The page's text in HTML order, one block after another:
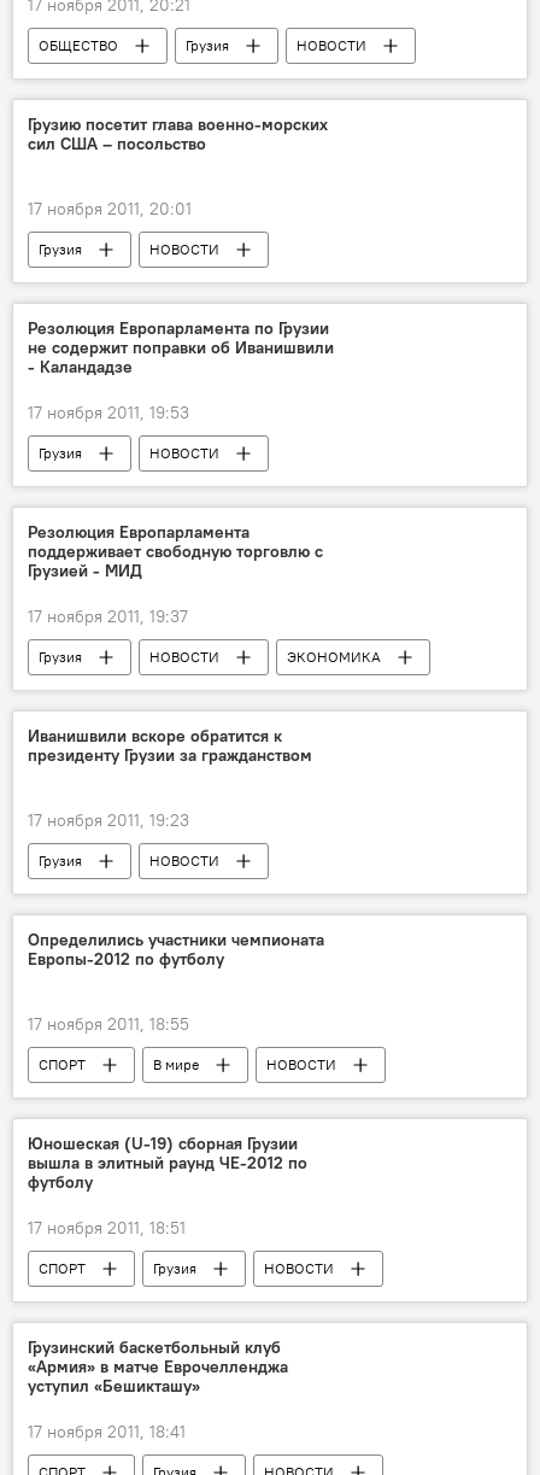
17 ноября 2011, 20:21
ОБЩЕСТВО Грузия НОВОСТИ
Грузию посетит глава военно-морских
сил США – посольство
17 ноября 2011, 20:01
Грузия НОВОСТИ
Резолюция Европарламента по Грузии
не содержит поправки об Иванишвили
- Каландадзе
17 ноября 2011, 19:53
Грузия
НОВОСТИ
Бидзина Иванишвили
Резолюция Европарламента
поддерживает свободную торговлю с
Грузией - МИД
17 ноября 2011, 19:37
Грузия НОВОСТИ ЭКОНОМИКА
Иванишвили вскоре обратится к
президенту Грузии за гражданством
17 ноября 2011, 19:23
Грузия
НОВОСТИ
Бидзина Иванишвили
Определились участники чемпионата
Европы-2012 по футболу
17 ноября 2011, 18:55
СПОРТ В мире НОВОСТИ
Юношеская (U-19) сборная Грузии
вышла в элитный раунд ЧЕ-2012 по
футболу
17 ноября 2011, 18:51
СПОРТ Грузия НОВОСТИ
Грузинский баскетбольный клуб
«Армия» в матче Еврочелленджа
уступил «Бешикташу»
17 ноября 2011, 18:41